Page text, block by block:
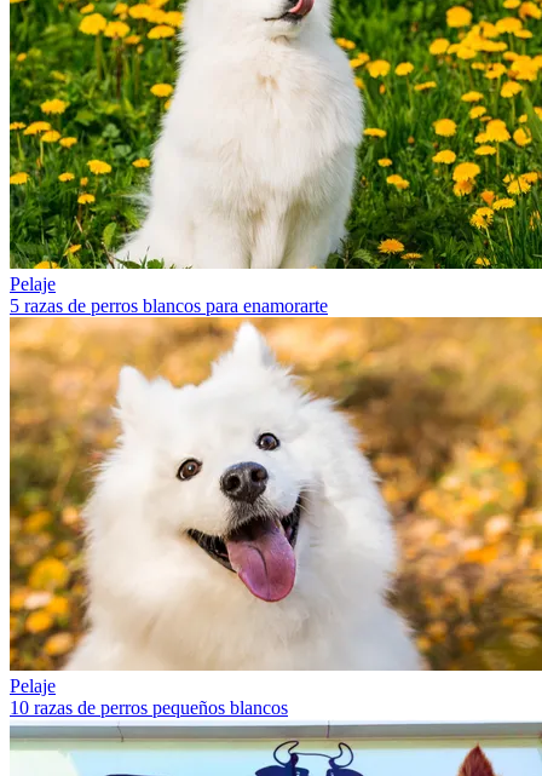
Pelaje
5 razas de perros blancos para enamorarte
Pelaje
10 razas de perros pequeños blancos